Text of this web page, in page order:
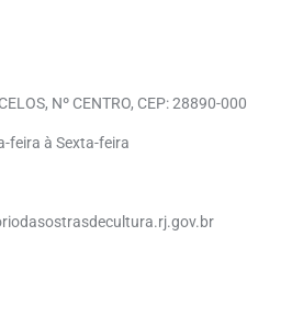
Nº CENTRO, CEP: 28890-000
feira à Sexta-feira